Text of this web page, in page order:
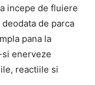
incepe de fluiere
de parca
pana la
enerveze
reactiile si